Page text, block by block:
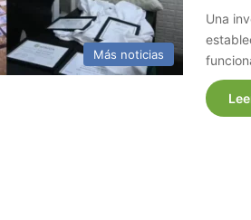
Más noticias
Una